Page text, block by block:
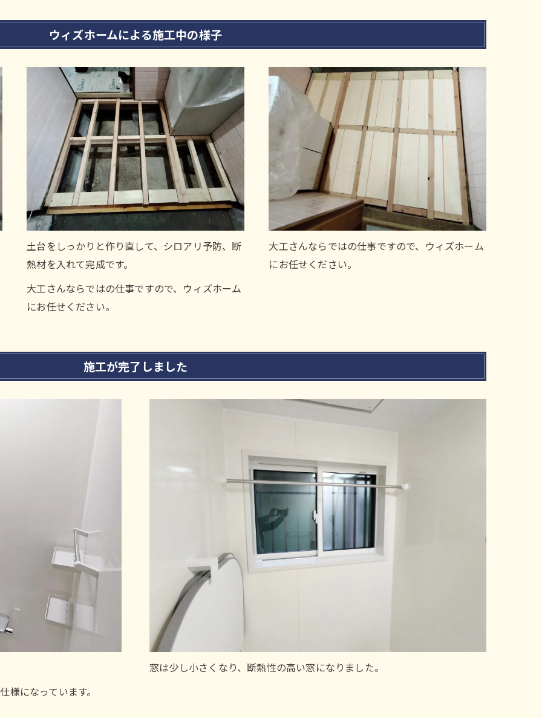
ウィズホームによる施工中の様子
土台をしっかりと作り直して、シロアリ予防、断
熱材を入れて完成です。
大工さんならではの仕事ですので、ウィズホーム
にお任せください。
大工さんならではの仕事ですので、ウィズホーム
にお任せください。
施工が完了しました
になっています。
窓は少し小さくなり、断熱性の高い窓になりました。